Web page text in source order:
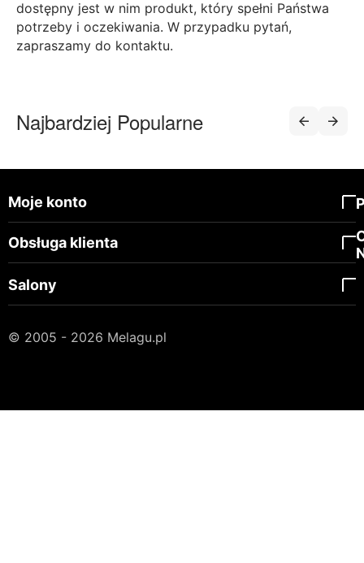
dostępny jest w nim produkt, który spełni Państwa
potrzeby i oczekiwania. W przypadku pytań,
zapraszamy do kontaktu.
Najbardziej Popularne
Moje konto
Obsługa klienta
Salony
© 2005 - 2026 Melagu.pl